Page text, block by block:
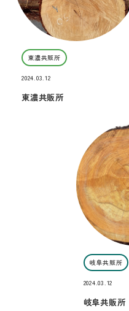
東濃共販所
2024.03.12
東濃共販所
岐阜共販所
2024.03.12
岐阜共販